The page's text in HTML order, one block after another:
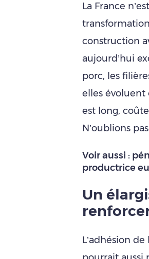
La France
construction
aujourd’hui
porc, les
elles
est long,
N’oublions
Voir aussi :
productrice
Un
L’adhésion